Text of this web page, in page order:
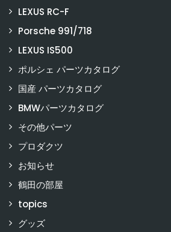
LEXUS RC-F
Porsche 991/718
LEXUS IS500
ポルシェ パーツカタログ
国産 パーツカタログ
BMWパーツカタログ
その他パーツ
プロダクツ
お知らせ
鶴田の部屋
topics
グッズ